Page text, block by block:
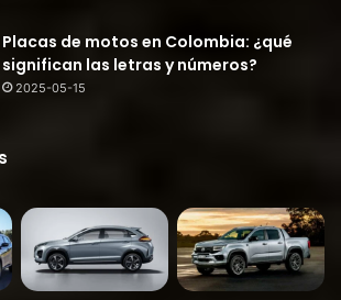
Placas de motos en Colombia: ¿qué
significan las letras y números?
2025-05-15